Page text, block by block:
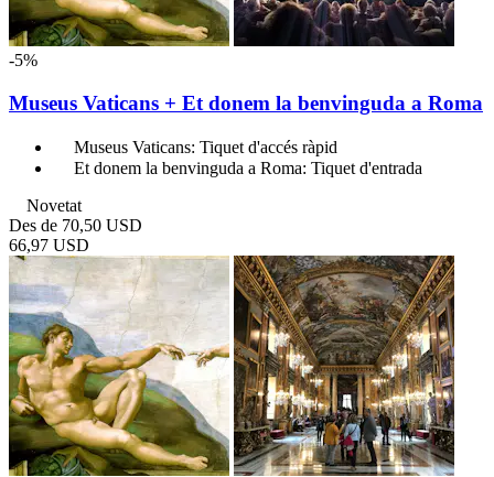
-5%
Museus Vaticans + Et donem la benvinguda a Roma
Museus Vaticans: Tiquet d'accés ràpid
Et donem la benvinguda a Roma: Tiquet d'entrada
Novetat
Des de 70,50 USD
66,97 USD